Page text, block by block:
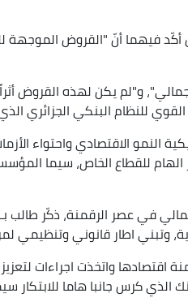
أكّد فيهما أنّ "القروض الموجهة
58 % من الحجم الاجمالي"، و"لم يكن لهذه
للنظام البنكي الجزائري
النمو الاقتصادي واحتواء
الهام للقطاع الخاص، سيما
في عصر الرقمنة، ذكّر طالب
وتبني اطار قانوني وتنظيمي
اقتصادها واتخذت اجراءات لتعزيز
كرس جانبا هاما للابتكار